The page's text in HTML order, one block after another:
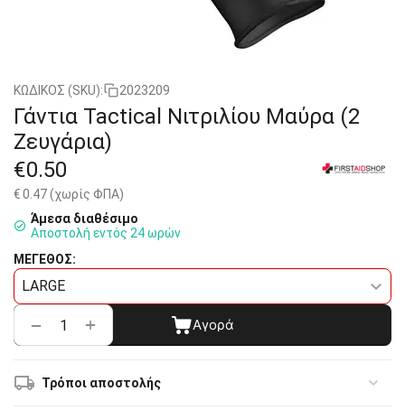
ΚΩΔΙΚΟΣ (SKU): 2023209
Γάντια Tactical Νιτριλίου Μαύρα (2
Ζευγάρια)
€0.50
€0.47(χωρίς ΦΠΑ)
Άμεσα διαθέσιμο
Αποστολή εντός 24 ωρών
ΜΕΓΕΘΟΣ:
+
− Αγορά
Τρόποι αποστολής